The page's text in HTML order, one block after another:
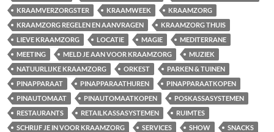
KRAAMVERZORGSTER
KRAAMWEEK
KRAAMZORG
KRAAMZORG REGELEN EN AANVRAGEN
KRAAMZORG THUIS
LIEVE KRAAMZORG
LOCATIE MAGIE
MEDITERRANE
MEETING
MELD JE AAN VOOR KRAAMZORG
MUZIEK
NATUURLIJKE KRAAMZORG
ORKEST
PARKEN & TUINEN
PINAPPARAAT
PINAPPARAATHUREN
PINAPPARAATKOPEN
PINAUTOMAAT
PINAUTOMAATKOPEN
POSKASSASYSTEMEN
RESTAURANTS
RETAILKASSASYSTEMEN
RUIMTES
SCHRIJF JE IN VOOR KRAAMZORG
SERVICES SHOW
SNACKS